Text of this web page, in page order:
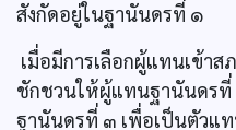
สังกัดอยู่ในฐานันดรที่ ๑
เมื่อมีการเลือกผู้แทนเข้า
ชักชวนให้ผู้แทนฐานันดรที่
ฐานันดรที่ ๓ เพื่อเป็นตัวแ